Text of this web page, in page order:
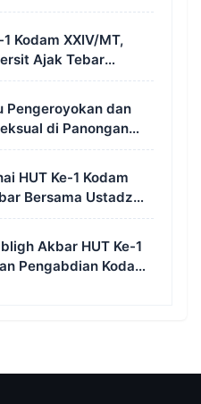
Kodam XXIV/MT,
Ajak Tebar
Pengeroyokan dan
di Panongan
HUT Ke-1 Kodam
Bersama Ustadz
dan
Akbar HUT Ke-1
Pengabdian Kodam